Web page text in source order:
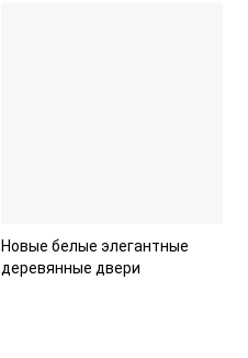
Новые белые элегантные
деревянные двери